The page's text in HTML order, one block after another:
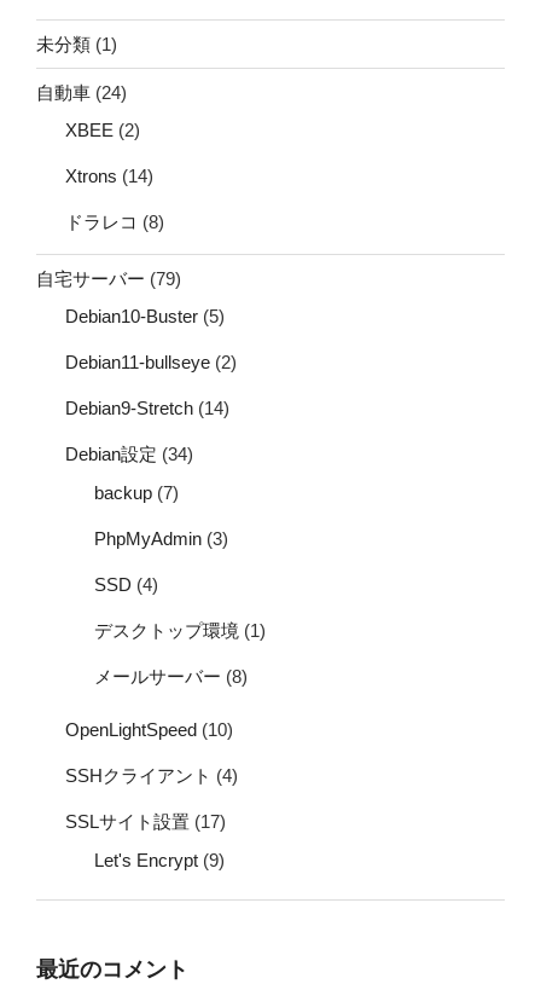
未分類 (1)
自動車 (24)
XBEE (2)
Xtrons (14)
ドラレコ (8)
自宅サーバー (79)
Debian10-Buster (5)
Debian11-bullseye (2)
Debian9-Stretch (14)
Debian設定 (34)
backup (7)
PhpMyAdmin (3)
SSD (4)
デスクトップ環境 (1)
メールサーバー (8)
OpenLightSpeed (10)
SSHクライアント (4)
SSLサイト設置 (17)
Let's Encrypt (9)
最近のコメント